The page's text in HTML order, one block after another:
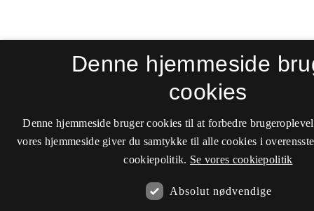
Denne hjemmeside
cookies
Denne hjemmeside bruger cookies til at forbedre
vores hjemmeside giver du samtykke til alle cookies i
cookiepolitik. Se vores cookiepolitik
Absolut nødvendige